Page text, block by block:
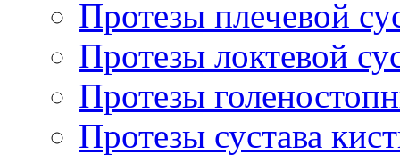
Протезы плечевой
Протезы локтевой
Протезы
Протезы сустава